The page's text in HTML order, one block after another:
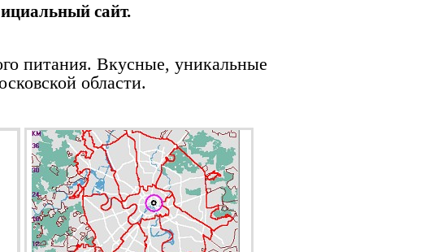
сайт.
питания. Вкусные, уникальные
области.